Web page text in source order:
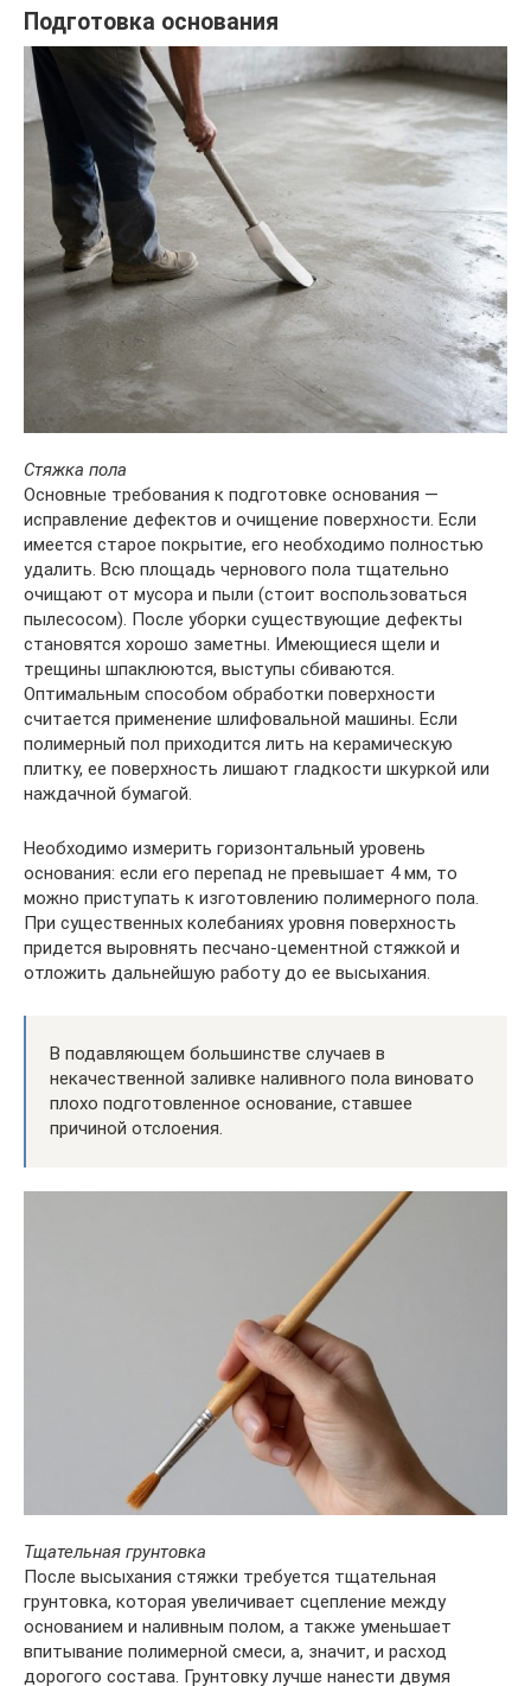
Подготовка основания
Стяжка пола
Основные требования к подготовке основания —
исправление дефектов и очищение поверхности. Если
имеется старое покрытие, его необходимо полностью
удалить. Всю площадь чернового пола тщательно
очищают от мусора и пыли (стоит воспользоваться
пылесосом). После уборки существующие дефекты
становятся хорошо заметны. Имеющиеся щели и
трещины шпаклюются, выступы сбиваются.
Оптимальным способом обработки поверхности
считается применение шлифовальной машины. Если
полимерный пол приходится лить на керамическую
плитку, ее поверхность лишают гладкости шкуркой или
наждачной бумагой.
Необходимо измерить горизонтальный уровень
основания: если его перепад не превышает 4 мм, то
можно приступать к изготовлению полимерного пола.
При существенных колебаниях уровня поверхность
придется выровнять песчано-цементной стяжкой и
отложить дальнейшую работу до ее высыхания.
В подавляющем большинстве случаев в
некачественной заливке наливного пола виновато
плохо подготовленное основание, ставшее
причиной отслоения.
Тщательная грунтовка
После высыхания стяжки требуется тщательная
грунтовка, которая увеличивает сцепление между
основанием и наливным полом, а также уменьшает
впитывание полимерной смеси, а, значит, и расход
дорогого состава. Грунтовку лучше нанести двумя